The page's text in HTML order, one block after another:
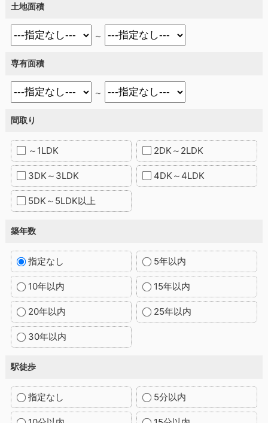
土地面積
～
専有面積
～
間取り
～1LDK 2DK～2LDK
3DK～3LDK 4DK～4LDK
5DK～5LDK以上
築年数
指定なし 5年以内
10年以内 15年以内
20年以内 25年以内
30年以内
駅徒歩
指定なし 5分以内